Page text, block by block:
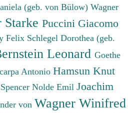
(geb. von Bülow) Wagner
Starke Puccini Giacomo
Felix Schlegel Dorothea (geb.
Leonard Goethe
Antonio Hamsun Knut
Nolde Emil Joachim
von Wagner Winifred